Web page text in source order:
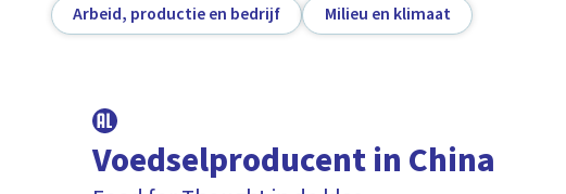
Arbeid, productie en bedrijf Milieu en klimaat
Voedselproducent in China